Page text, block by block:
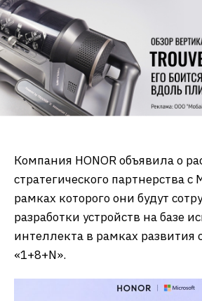
Компания HONOR объявила о
стратегического партнерства с
рамках которого они будут
разработки устройств на базе
интеллекта в рамках развития
«1+8+N».